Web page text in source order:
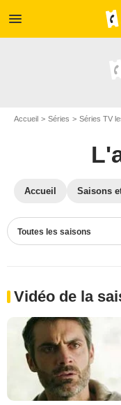
menu
Accueil Séries Séries TV
Accueil Saisons
Toutes les saisons
Vidéo de la